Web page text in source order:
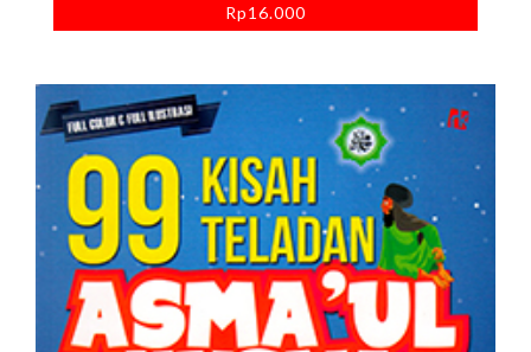
Rp16.000